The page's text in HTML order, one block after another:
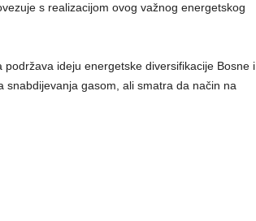
s realizacijom ovog važnog energetskog
ideju energetske diversifikacije Bosne i
snabdijevanja gasom, ali smatra da način na